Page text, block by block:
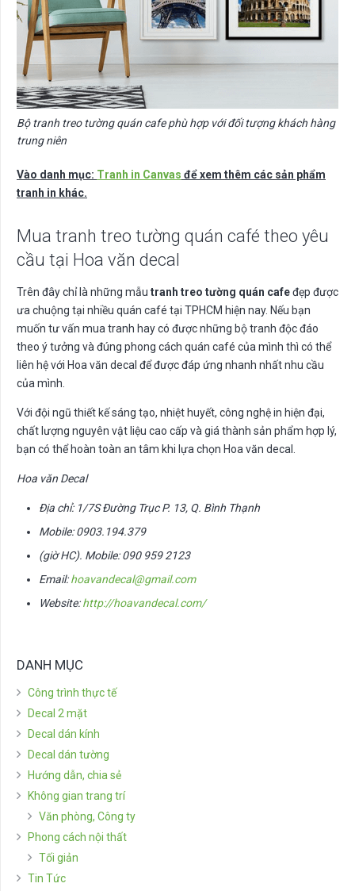
Bộ tranh treo tường quán cafe phù hợp với đối tượng khách hàng
trung niên
Vào danh mục: Tranh in Canvas để xem thêm các sản phẩm
tranh in khác.
Mua tranh treo tường quán café theo yêu
cầu tại Hoa văn decal
Trên đây chỉ là những mẫu tranh treo tường quán cafeđẹp được
ưa chuộng tại nhiều quán café tại TPHCM hiện nay. Nếu bạn
muốn tư vấn mua tranh hay có được những bộ tranh độc đáo
theo ý tưởng và đúng phong cách quán café của mình thì có thể
liên hệ với Hoa văn decal để được đáp ứng nhanh nhất nhu cầu
của mình.
Với đội ngũ thiết kế sáng tạo, nhiệt huyết, công nghệ in hiện đại,
chất lượng nguyên vật liệu cao cấp và giá thành sản phẩm hợp lý,
bạn có thể hoàn toàn an tâm khi lựa chọn Hoa văn decal.
Hoa văn Decal
Địa chỉ: 1/7S Đường Trục P. 13, Q. Bình Thạnh
Mobile: 0903.194.379
(giờ HC). Mobile: 090 959 2123
Email:hoavandecal@gmail.com
Website:http://hoavandecal.com/
DANH MỤC
Công trình thực tế
Decal 2 mặt
Decal dán kính
Decal dán tường
Hướng dẫn, chia sẻ
Không gian trang trí
Văn phòng, Công ty
Phong cách nội thất
Tối giản
Tin Tức